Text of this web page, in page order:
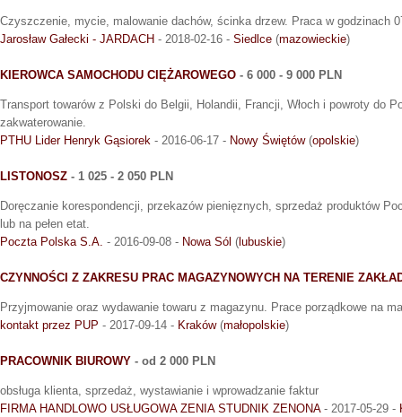
Czyszczenie, mycie, malowanie dachów, ścinka drzew. Praca w godzinach
Jarosław Gałecki - JARDACH - 2018-02-16 - Siedlce (mazowieckie)
KIEROWCA SAMOCHODU CIĘŻAROWEGO - 6 000 - 9 000 PLN
Transport towarów z Polski do Belgii, Holandii, Francji, Włoch i powroty do
zakwaterowanie.
PTHU Lider Henryk Gąsiorek - 2016-06-17 - Nowy Świętów(opolskie)
LISTONOSZ - 1 025 - 2 050 PLN
Doręczanie korespondencji, przekazów pienięznych, sprzedaż produktów
lub na pełen etat.
Poczta Polska S.A. - 2016-09-08 - Nowa Sól ( lubuskie)
CZYNNOŚCI Z ZAKRESU PRAC MAGAZYNOWYCH NA TERENIE
Przyjmowanie oraz wydawanie towaru z magazynu. Prace porządkowe na
kontakt przez PUP - 2017-09-14 - Kraków(małopolskie)
PRACOWNIK BIUROWY - od 2 000 PLN
obsługa klienta, sprzedaż, wystawianie i wprowadzanie faktur
FIRMA HANDLOWO USŁUGOWA ZENIA STUDNIK ZENONA- 2017-05-29 -